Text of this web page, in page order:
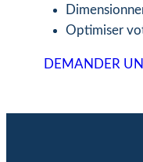
Optimiser
DEMANDER